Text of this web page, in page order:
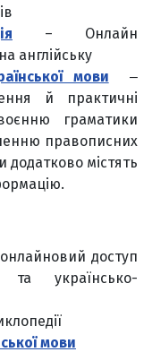
– Онлайн
англійську
мови
‒
й практичні
граматики
правописних
додатково містять
доступ
та українсько-
мови